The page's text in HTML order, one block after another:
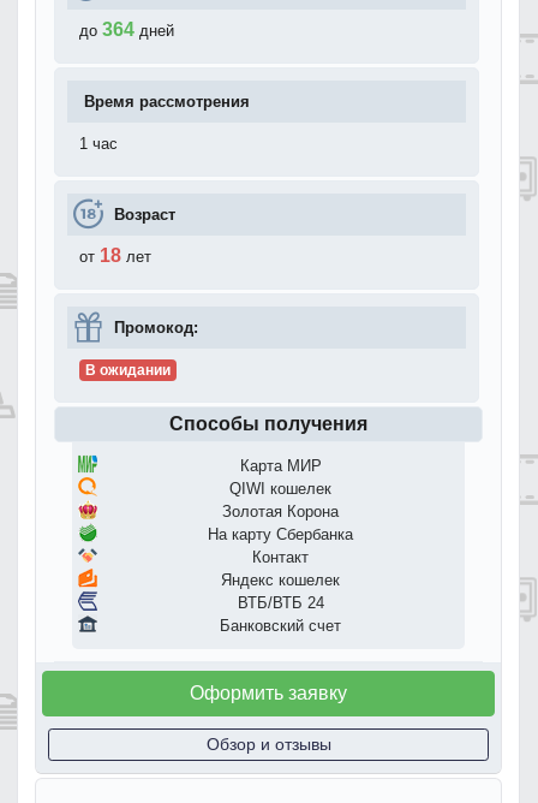
до 364 дней
Время рассмотрения
1 час
Возраст
от 18 лет
Промокод:
В ожидании
Способы получения
Карта МИР
QIWI кошелек
Золотая Корона
На карту Сбербанка
Контакт
Яндекс кошелек
ВТБ/ВТБ 24
Банковский счет
Оформить заявку
Обзор и отзывы